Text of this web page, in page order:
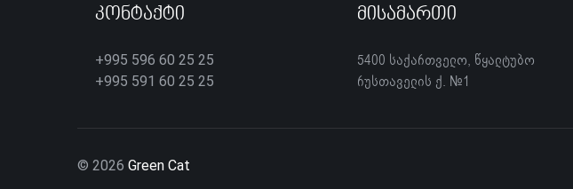
Კონტაქტი
+995 596 60 25 25
+995 591 60 25 25
Მისამართი
5400 საქართველო, წყალტუბო
რუსთაველის ქ. №1
© 2026 Green Cat